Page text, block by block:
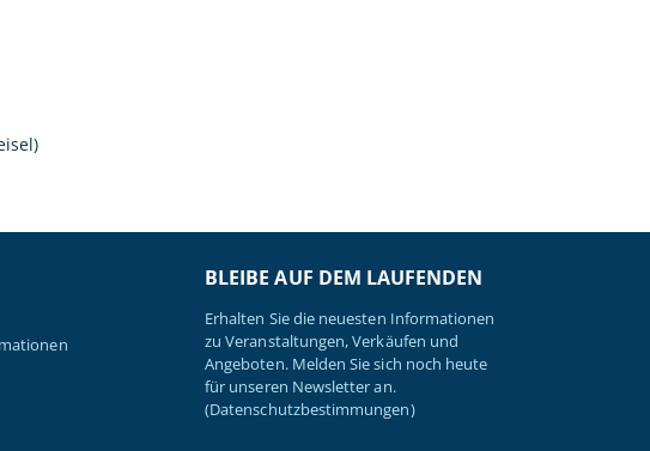
BLEIBE AUF DEM LAUFENDEN
Erhalten Sie die neuesten Informationen
zu Veranstaltungen, Verkäufen und
Angeboten. Melden Sie sich noch heute
für unseren Newsletter an.
(Datenschutzbestimmungen)